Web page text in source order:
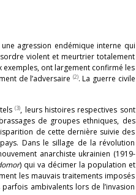
agression endémique interne qui
violent et meurtrier totalement
exemples, ont largement confirmé les
de l’adversaire (2). La guerre civile
tels(3), leurs histoires respectives sont
de groupes ethniques, des
de cette dernière suivie des
Dans le sillage de la révolution
anarchiste ukrainien (1919-
) qui va décimer la population et
les mauvais traitements imposés
ambivalents lors de l’invasion